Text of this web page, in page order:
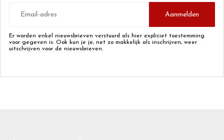
mailadres
Aanmelden
Er worden enkel nieuwsbrieven verstuurd als hier expliciet toestemming
voor gegeven is. Ook kun je je, net zo makkelijk als inschrijven, weer
uitschrijven voor de nieuwsbrieven.